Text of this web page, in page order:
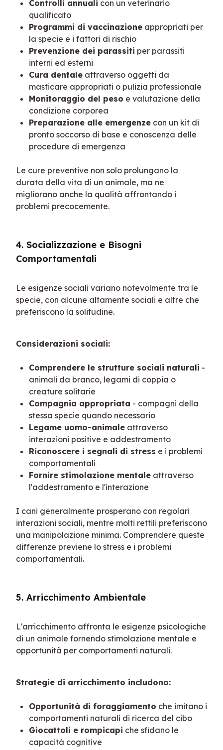
Controlli annuali con un veterinario
qualificato
Programmi di vaccinazione appropriati per
la specie e i fattori di rischio
Prevenzione dei parassiti per parassiti
interni ed esterni
Cura dentale attraverso oggetti da
masticare appropriati o pulizia professionale
Monitoraggio del peso e valutazione della
condizione corporea
Preparazione alle emergenze con un kit di
pronto soccorso di base e conoscenza delle
procedure di emergenza
Le cure preventive non solo prolungano la
durata della vita di un animale, ma ne
migliorano anche la qualità affrontando i
problemi precocemente.
4. Socializzazione e Bisogni
Comportamentali
Le esigenze sociali variano notevolmente tra le
specie, con alcune altamente sociali e altre che
preferiscono la solitudine.
Considerazioni sociali:
Comprendere le strutture sociali naturali -
animali da branco, legami di coppia o
creature solitarie
Compagnia appropriata - compagni della
stessa specie quando necessario
Legame uomo-animale attraverso
interazioni positive e addestramento
Riconoscere i segnali di stress e i problemi
comportamentali
Fornire stimolazione mentale attraverso
l'addestramento e l'interazione
I cani generalmente prosperano con regolari
interazioni sociali, mentre molti rettili preferiscono
una manipolazione minima. Comprendere queste
differenze previene lo stress e i problemi
comportamentali.
5. Arricchimento Ambientale
L'arricchimento affronta le esigenze psicologiche
di un animale fornendo stimolazione mentale e
opportunità per comportamenti naturali.
Strategie di arricchimento includono:
Opportunità di foraggiamento che imitano i
comportamenti naturali di ricerca del cibo
Giocattoli e rompicapi che sfidano le
capacità cognitive